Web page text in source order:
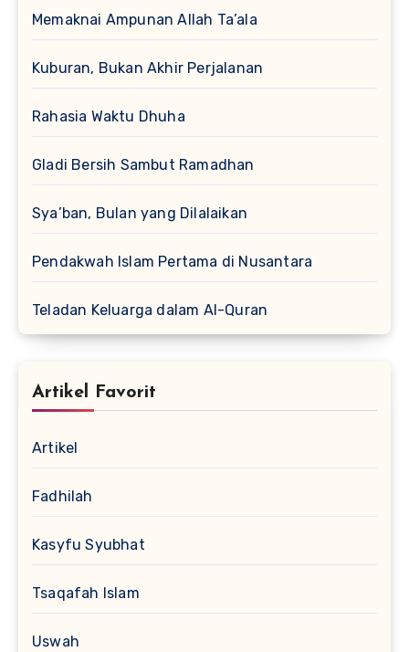
Memaknai Ampunan Allah Ta’ala
Kuburan, Bukan Akhir Perjalanan
Rahasia Waktu Dhuha
Gladi Bersih Sambut Ramadhan
Sya’ban, Bulan yang Dilalaikan
Pendakwah Islam Pertama di Nusantara
Teladan Keluarga dalam Al-Quran
Artikel Favorit
Artikel
Fadhilah
Kasyfu Syubhat
Tsaqafah Islam
Uswah